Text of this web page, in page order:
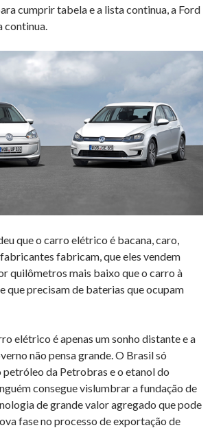
cumprir tabela e a lista continua, a Ford
continua.
que o carro elétrico é bacana, caro,
fabricam, que eles vendem
quilômetros mais baixo que o carro à
que precisam de baterias que ocupam
elétrico é apenas um sonho distante e a
não pensa grande. O Brasil só
petróleo da Petrobras e o etanol do
consegue vislumbrar a fundação de
de grande valor agregado que pode
fase no processo de exportação de